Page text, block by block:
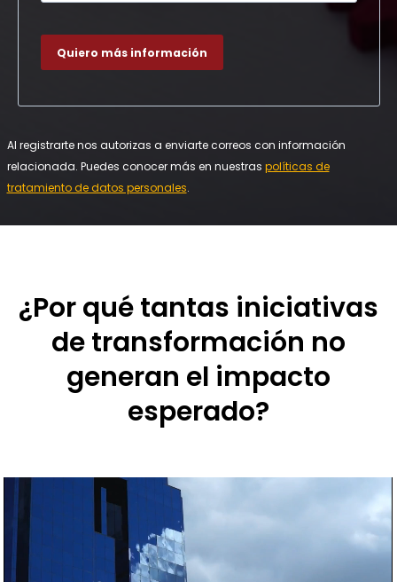
Quiero más información
Al registrarte nos autorizas a enviarte correos con información
relacionada. Puedes conocer más en nuestras políticas de
tratamiento de datos personales.
¿Por qué tantas iniciativas
de transformación no
generan el impacto
esperado?